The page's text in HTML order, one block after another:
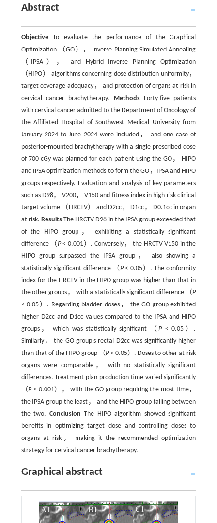
Abstract
ObjectiveTo evaluate the performance of the Graphical
Optimization （GO）， Inverse Planning Simulated Annealing
（IPSA）， and Hybrid Inverse Planning Optimization
（HIPO） algorithms concerning dose distribution uniformity，
target coverage adequacy， and protection of organs at risk in
cervical cancer brachytherapy. MethodsForty-five patients
with cervical cancer admitted to the Department of Oncology of
the Affiliated Hospital of Southwest Medical University from
January 2024 to June 2024 were included， and one case of
posterior-mounted brachytherapy with a single prescribed dose
of 700 cGy was planned for each patient using the GO， HIPO
and IPSA optimization methods to form the GO，IPSA and HIPO
groups respectively. Evaluation and analysis of key parameters
such as D98， V200， V150 and fitness index in high-risk clinical
target volume （HRCTV） and D2cc， D1cc， D0.1cc in organ
at risk. ResultsThe HRCTV D98 in the IPSA group exceeded that
of the HIPO group， exhibiting a statistically significant
difference （P< 0.001）. Conversely， the HRCTV V150 in the
HIPO group surpassed the IPSA group， also showing a
statistically significant difference （P< 0.05）. The conformity
index for the HRCTV in the HIPO group was higher than that in
the other groups， with a statistically significant difference （P
< 0.05）. Regarding bladder doses， the GO group exhibited
higher D2cc and D1cc values compared to the IPSA and HIPO
groups， which was statistically significant （P< 0.05）.
Similarly， the GO group's rectal D2cc was significantly higher
than that of the HIPO group （P< 0.05）. Doses to other at-risk
organs were comparable， with no statistically significant
differences. Treatment plan production time varied significantly
（P< 0.001）， with the GO group requiring the most time，
the IPSA group the least， and the HIPO group falling between
the two. Conclusion The HIPO algorithm showed significant
benefits in optimizing target dose and controlling doses to
organs at risk， making it the recommended optimization
strategy for cervical cancer brachytherapy.
Graphical abstract